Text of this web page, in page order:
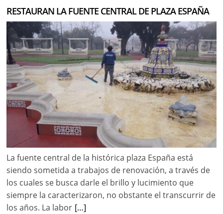
RESTAURAN LA FUENTE CENTRAL DE PLAZA ESPAÑA
La fuente central de la histórica plaza España está
siendo sometida a trabajos de renovación, a través de
los cuales se busca darle el brillo y lucimiento que
siempre la caracterizaron, no obstante el transcurrir de
los años. La labor […]